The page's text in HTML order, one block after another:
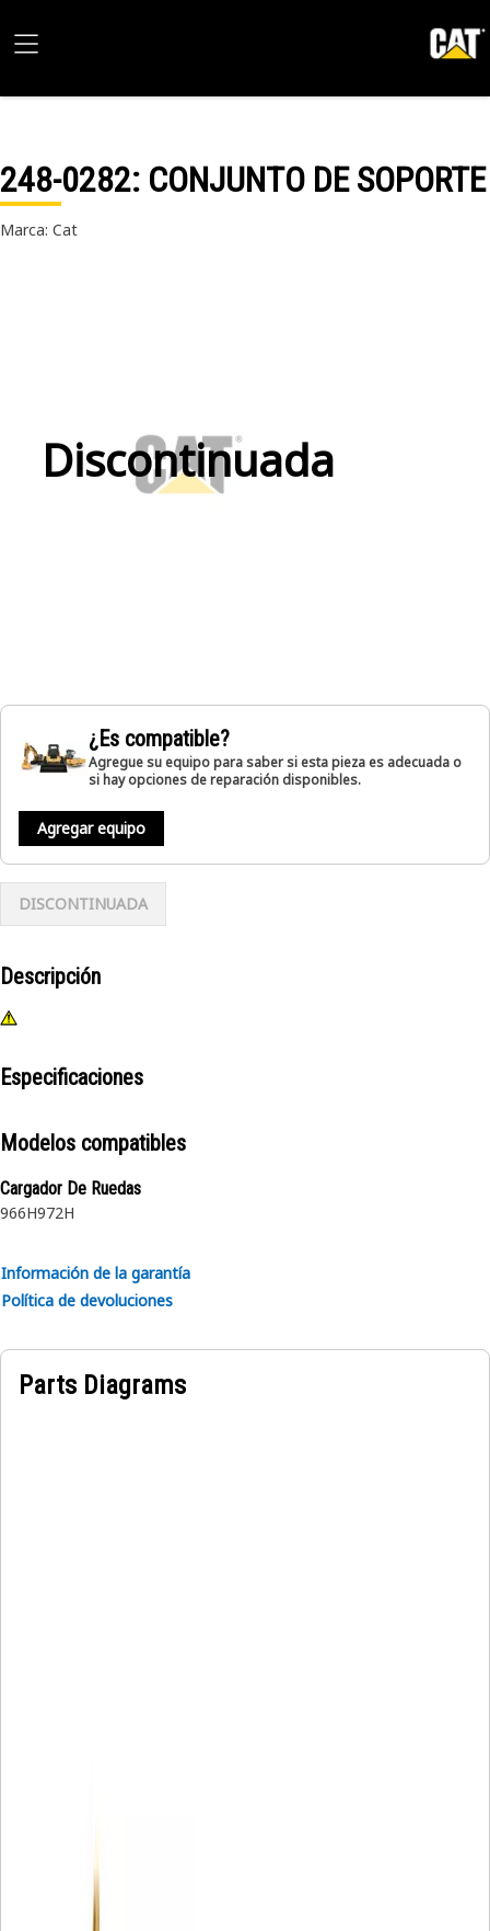
248-0282: CONJUNTO DE SOPORTE
Marca: Cat
Discontinuada
¿Es compatible?
Agregue su equipo para saber si esta pieza es adecuada o
si hay opciones de reparación disponibles.
Agregar equipo
DISCONTINUADA
Descripción
Especificaciones
Modelos compatibles
Cargador De Ruedas
966H972H
Información de la garantía
Política de devoluciones
Parts Diagrams